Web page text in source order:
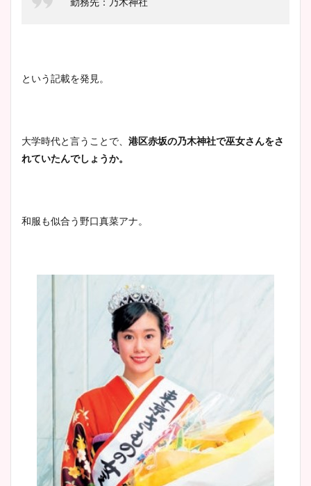
という記載を発見。
大学時代と言うことで、 港区赤坂の乃木神社で巫女さんをさ
れていたんでしょうか。
和服も似合う野口真菜アナ。